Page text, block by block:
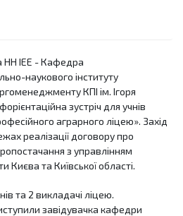
НН ІЕЕ - Кафедра
наукового інституту
КПІ ім. Ігоря
зустріч для учнів
аграрного ліцею». Захід
реалізації договору про
з управлінням
Києва та Київської області.
та 2 викладачі ліцею.
завідувачка кафедри